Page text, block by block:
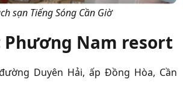
sạn Tiếng Sóng Cần Giờ
Phương Nam resort
Duyên Hải, ấp Đồng Hòa, Cần